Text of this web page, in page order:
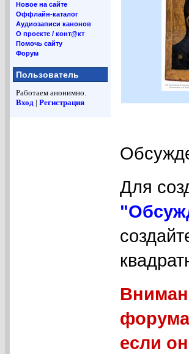
Новое на сайте
Оффлайн-каталог
Аудиозаписи канонов
О проекте / конт@кт
Помочь сайту
Форум
Пользователь
Работаем анонимно.
Вход | Регистрация
Для
если